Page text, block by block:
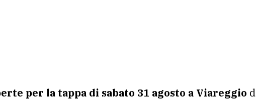
per la tappa di sabato 31 agosto a Viareggio